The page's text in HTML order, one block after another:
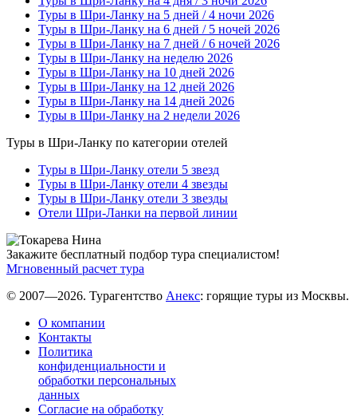
Туры в Шри-Ланку на 5 дней / 4 ночи 2026
Туры в Шри-Ланку на 6 дней / 5 ночей 2026
Туры в Шри-Ланку на 7 дней / 6 ночей 2026
Туры в Шри-Ланку на неделю 2026
Туры в Шри-Ланку на 10 дней 2026
Туры в Шри-Ланку на 12 дней 2026
Туры в Шри-Ланку на 14 дней 2026
Туры в Шри-Ланку на 2 недели 2026
Туры в Шри-Ланку по категории отелей
Туры в Шри-Ланку отели 5 звезд
Туры в Шри-Ланку отели 4 звезды
Туры в Шри-Ланку отели 3 звезды
Отели Шри-Ланки на первой линии
Закажите бесплатный подбор тура специалистом!
Мгновенный расчет тура
© 2007—2026. Турагентство Анекс: горящие туры из Москвы.
О компании
Контакты
Политика
конфиденциальности и
обработки персональных
данных
Согласие на обработку